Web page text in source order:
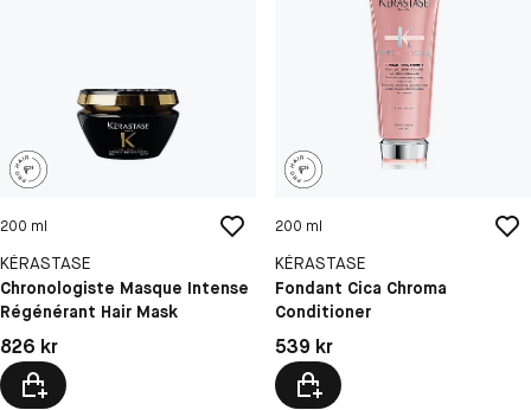
200 ml
KÉRASTASE
Chronologiste Masque Intense
Régénérant Hair Mask
Pris: 826 kr
826 kr
200 ml
KÉRASTASE
Fondant Cica Chroma
Conditioner
Pris: 539 kr
539 kr